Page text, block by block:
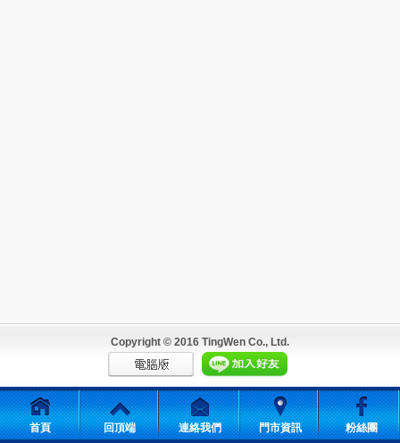
Copyright © 2016 TingWen Co., Ltd.
首頁 回頂端 連絡我們 門市資訊 粉絲團